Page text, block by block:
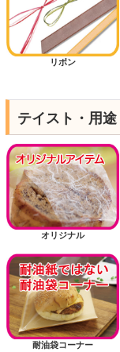
リボン
テイスト・用途
オリジナル
耐油袋コーナー